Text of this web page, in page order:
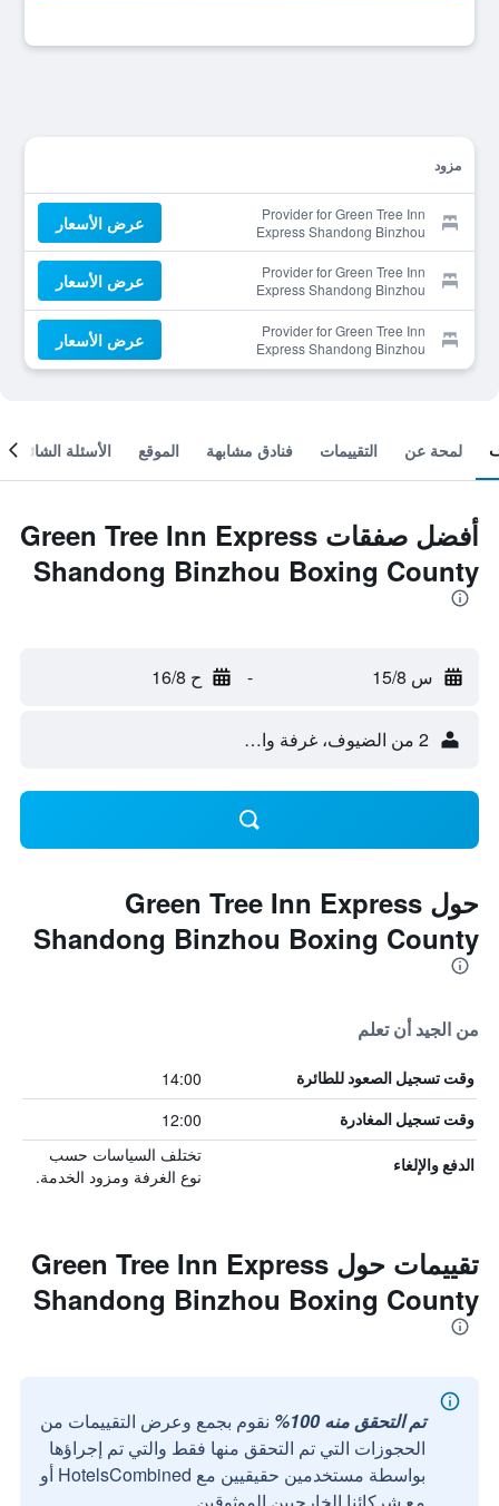
مزود
Provider for Green Tree Inn
Express Shandong Binzhou
Boxing County
عرض الأسعار
Provider for Green Tree Inn
Express Shandong Binzhou
Boxing County
عرض الأسعار
Provider for Green Tree Inn
Express Shandong Binzhou
Boxing County
عرض الأسعار
لمحة عن التقييمات فنادق مشابهة الموقع الأسئلة الشائعة
أفضل صفقات Green Tree Inn Express
Shandong Binzhou Boxing County
س 15/8 - ح 16/8
2 من الضيوف، غرفة واحدة
حول Green Tree Inn Express
Shandong Binzhou Boxing County
من الجيد أن تعلم
وقت تسجيل الصعود للطائرة 14:00
وقت تسجيل المغادرة 12:00
الدفع والإلغاء
تختلف السياسات حسب
نوع الغرفة ومزود الخدمة.
تقييمات حول Green Tree Inn Express
Shandong Binzhou Boxing County
تم التحقق منه 100%
نقوم بجمع وعرض التقييمات من
الحجوزات التي تم التحقق منها فقط والتي تم إجراؤها
بواسطة مستخدمين حقيقيين مع HotelsCombined أو